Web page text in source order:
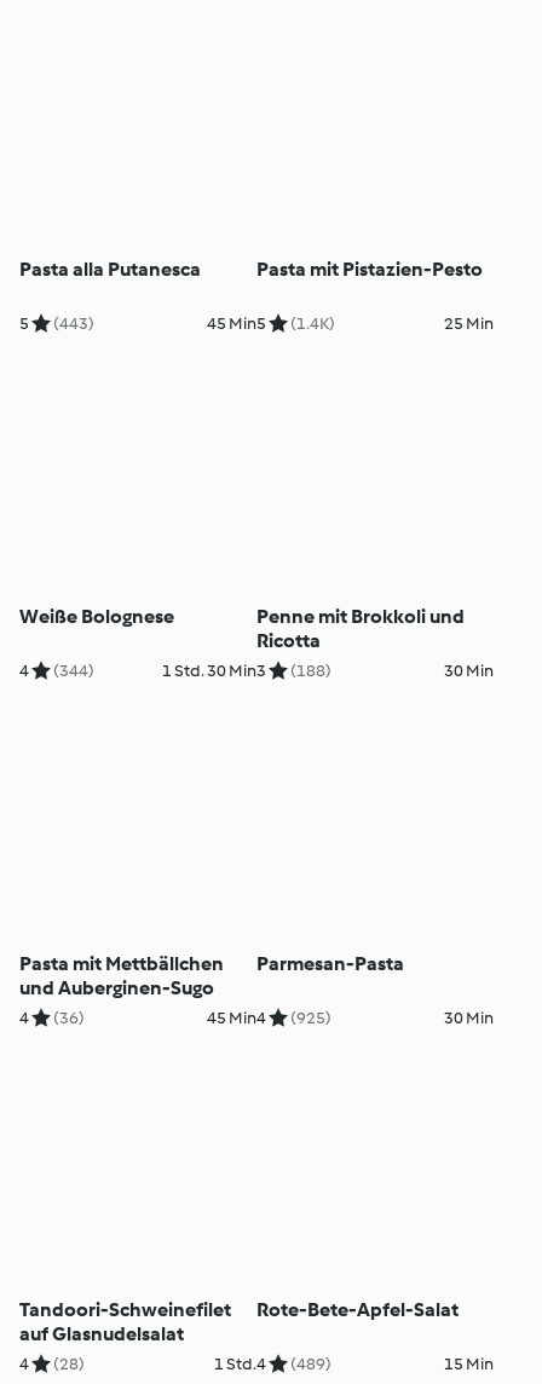
Pasta alla Putanesca
5 (443) 45 Min
Pasta mit Pistazien-Pesto
5 (1.4K) 25 Min
Weiße Bolognese
4 (344) 1 Std. 30 Min
Penne mit Brokkoli und
Ricotta
3 (188) 30 Min
Pasta mit Mettbällchen
und Auberginen-Sugo
4 (36) 45 Min
Parmesan-Pasta
4 (925) 30 Min
Tandoori-Schweinefilet
auf Glasnudelsalat
4 (28) 1 Std.
Rote-Bete-Apfel-Salat
4 (489) 15 Min